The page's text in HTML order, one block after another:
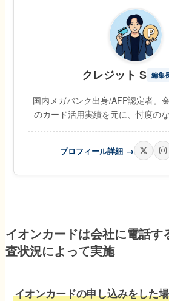
クレジット S 編集
国内メガバンク出身/AFP認定者。
のカード活用実績を元に、忖度の
プロフィール詳細 →
イオンカードは会社に電話す
査状況によって実施
イオンカードの申し込みをした